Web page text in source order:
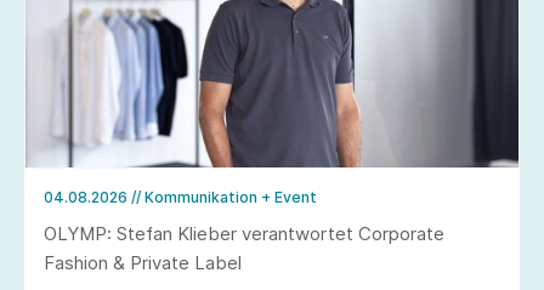
04.08.2026 // Kommunikation + Event
OLYMP: Stefan Klieber verantwortet Corporate
Fashion & Private Label